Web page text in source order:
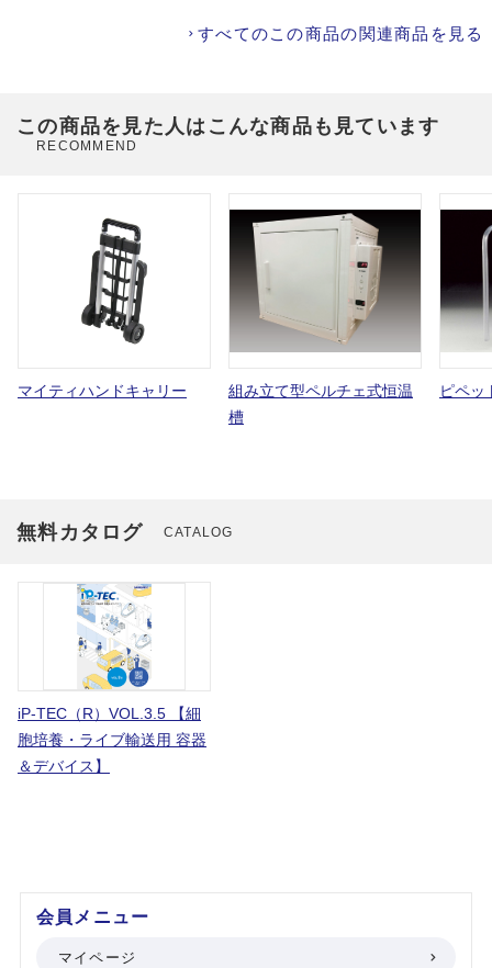
すべてのこの商品の関連商品を見る
この商品を見た人はこんな商品も見ています
RECOMMEND
マイティハンドキャリー
組み立て型ペルチェ式恒温
槽
ピペッ
無料カタログ CATALOG
iP-TEC（R）VOL.3.5 【細
胞培養・ライブ輸送用 容器
＆デバイス】
会員メニュー
マイページ